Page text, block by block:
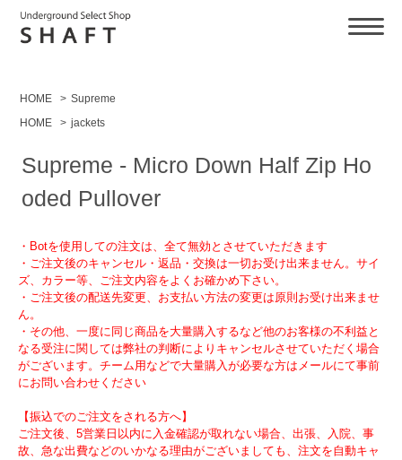
HOME > Supreme
HOME
> jackets
Supreme - Micro Down Half Zip Ho
oded Pullover
・Botを使用しての注文は、全て無効とさせていただきます
・ご注文後のキャンセル・返品・交換は一切お受け出来ません。サイ
ズ、カラー等、ご注文内容をよくお確かめ下さい。
・ご注文後の配送先変更、お支払い方法の変更は原則お受け出来ませ
ん。
・その他、一度に同じ商品を大量購入するなど他のお客様の不利益と
なる受注に関しては弊社の判断によりキャンセルさせていただく場合
がございます。チーム用などで大量購入が必要な方はメールにて事前
にお問い合わせください
【振込でのご注文をされる方へ】
ご注文後、5営業日以内に入金確認が取れない場合、出張、入院、事
故、急な出費などのいかなる理由がございましても、注文を自動キャ